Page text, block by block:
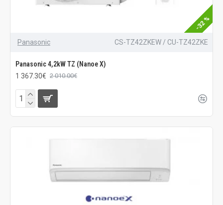
-32 %
Panasonic CS-TZ42ZKEW / CU-TZ42ZKE
Panasonic 4,2kW TZ (Nanoe X)
1 367.30€ 2 010.00€